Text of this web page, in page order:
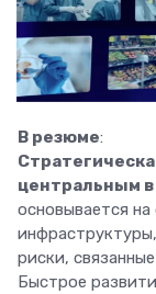
В резюме:
центральным
основывается
риски,
Быстрое